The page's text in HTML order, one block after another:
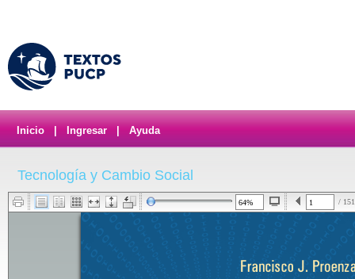
Inicio Ingresar Ayuda
Tecnología y Cambio Social
/ 151